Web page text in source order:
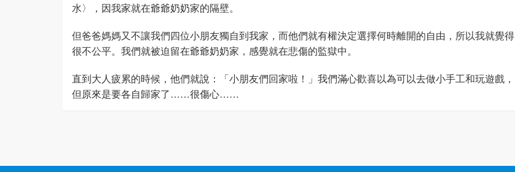
水〉，因我家就在爺爺奶奶家的隔壁。
但爸爸媽媽又不讓我們四位小朋友獨自到我家，而他們就有權決定選擇何時離開的自由，所以我就覺得
很不公平。我們就被迫留在爺爺奶奶家，感覺就在悲傷的監獄中。
直到大人疲累的時候，他們就說：「小朋友們回家啦！」我們滿心歡喜以為可以去做小手工和玩遊戲，
但原來是要各自歸家了……很傷心……